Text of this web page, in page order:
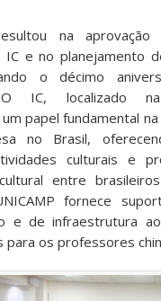
na aprovação
IC e no planejamento
o décimo
O IC, localizado na
papel fundamental
no Brasil,
culturais e
entre
fornece
e de infraestrutura
para os professores